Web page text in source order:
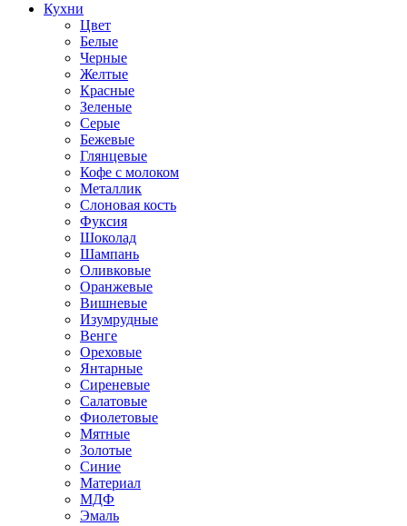
Кухни
Цвет
Белые
Черные
Желтые
Красные
Зеленые
Серые
Бежевые
Глянцевые
Кофе с молоком
Металлик
Слоновая кость
Фуксия
Шоколад
Шампань
Оливковые
Оранжевые
Вишневые
Изумрудные
Венге
Ореховые
Янтарные
Сиреневые
Салатовые
Фиолетовые
Мятные
Золотые
Синие
Материал
МДФ
Эмаль